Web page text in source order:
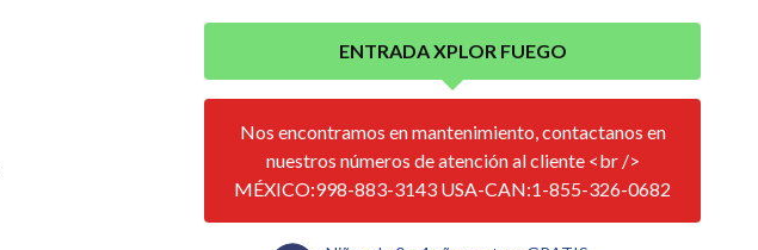
ENTRADA XPLOR FUEGO
Nos encontramos en mantenimiento, contactanos en
nuestros números de atención al cliente <br />
MÉXICO:998-883-3143 USA-CAN:1-855-326-0682